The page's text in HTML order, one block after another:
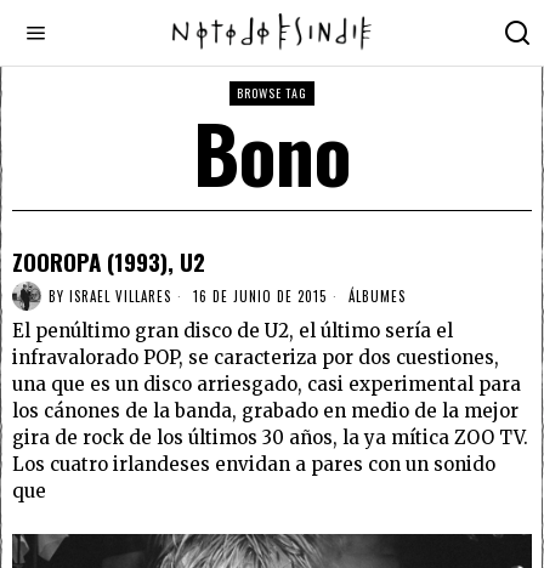
BROWSE TAG
Bono
ZOOROPA (1993), U2
BY ISRAEL VILLARES 16 DE JUNIO DE 2015 ÁLBUMES
El penúltimo gran disco de U2, el último sería el
infravalorado POP, se caracteriza por dos cuestiones,
una que es un disco arriesgado, casi experimental para
los cánones de la banda, grabado en medio de la mejor
gira de rock de los últimos 30 años, la ya mítica ZOO TV.
Los cuatro irlandeses envidan a pares con un sonido
que